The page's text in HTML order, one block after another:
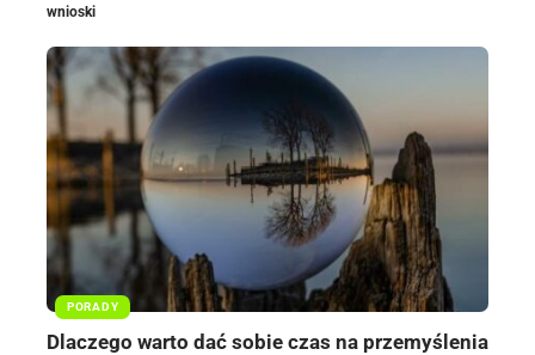
wnioski
PORADY
Dlaczego warto dać sobie czas na przemyślenia